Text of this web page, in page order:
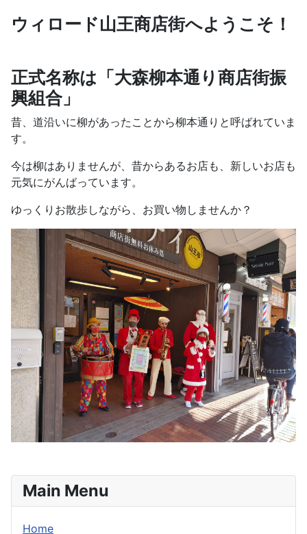
ウィロード山王商店街へようこそ！
正式名称は「大森柳本通り商店街振
興組合」
昔、道沿いに柳があったことから柳本通りと呼ばれていま
す。
今は柳はありませんが、昔からあるお店も、新しいお店も
元気にがんばっています。
ゆっくりお散歩しながら、お買い物しませんか？
Main Menu
Home